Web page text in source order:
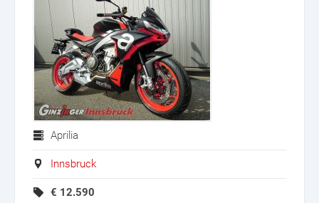
Aprilia
Innsbruck
€ 12.590